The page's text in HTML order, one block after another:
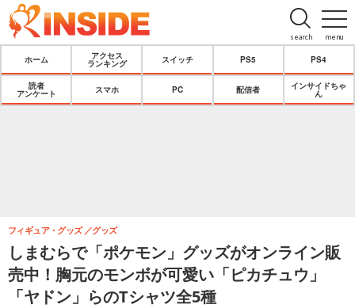
menu
search
ホーム
アクセス
ランキング
スイッチ PS5 PS4
読者
アンケート
スマホ PC 配信者
インサイドちゃ
ん
しまむらで「ポケモン」グッズがオンライン販
売中！胸元のモンボが可愛い「ピカチュウ」
「ヤドン」らのTシャツ全5種
フィギュア・グッズ グッズ